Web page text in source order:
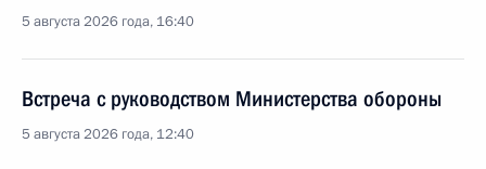
5 августа 2026 года, 16:40
Встреча с руководством Министерства обороны
5 августа 2026 года, 12:40